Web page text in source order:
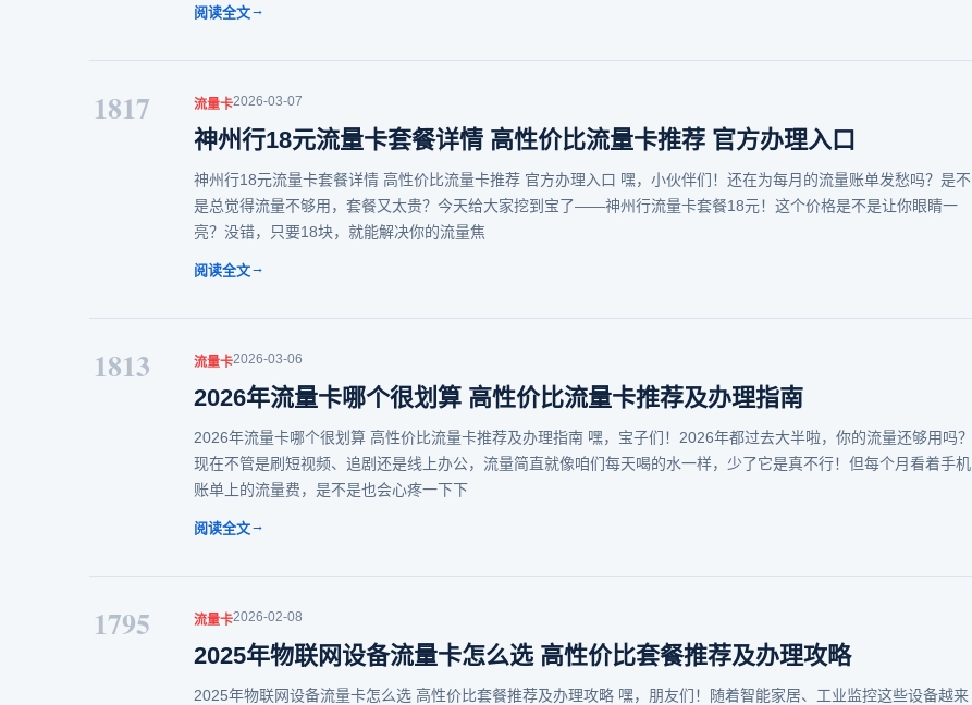
阅读全文→
1817 流量卡2026-03-07
神州行18元流量卡套餐详情 高性价比流量卡推荐 官方办理入口
神州行18元流量卡套餐详情 高性价比流量卡推荐 官方办理入口 嘿，小伙伴们！还在为每月的流量账单发愁吗？是不
是总觉得流量不够用，套餐又太贵？今天给大家挖到宝了——神州行流量卡套餐18元！这个价格是不是让你眼睛一
亮？没错，只要18块，就能解决你的流量焦
阅读全文→
1813 流量卡2026-03-06
2026年流量卡哪个很划算 高性价比流量卡推荐及办理指南
2026年流量卡哪个很划算 高性价比流量卡推荐及办理指南 嘿，宝子们！2026年都过去大半啦，你的流量还够用吗？
现在不管是刷短视频、追剧还是线上办公，流量简直就像咱们每天喝的水一样，少了它是真不行！但每个月看着手机
账单上的流量费，是不是也会心疼一下下
阅读全文→
1795 流量卡2026-02-08
2025年物联网设备流量卡怎么选 高性价比套餐推荐及办理攻略
2025年物联网设备流量卡怎么选 高性价比套餐推荐及办理攻略 嘿，朋友们！随着智能家居、工业监控这些设备越来